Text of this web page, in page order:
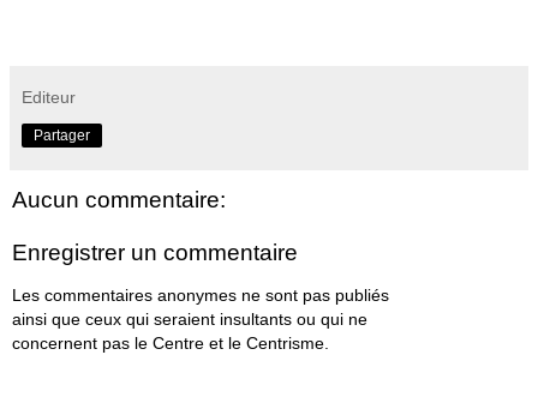
Editeur
Partager
Aucun commentaire:
Enregistrer un commentaire
Les commentaires anonymes ne sont pas publiés
ainsi que ceux qui seraient insultants ou qui ne
concernent pas le Centre et le Centrisme.